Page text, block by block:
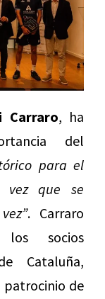
Carraro, ha
del
para el
vez que se
. Carraro
socios
Cataluña,
patrocinio de